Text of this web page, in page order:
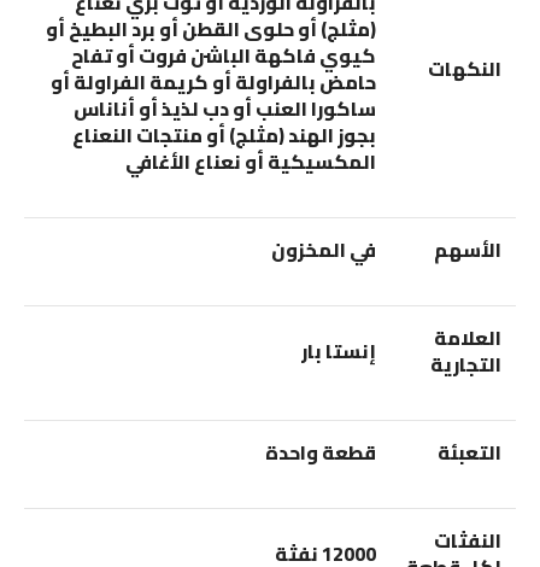
النكهات
(مثلج) أو حلوى القطن أو برد البطيخ أو
كيوي فاكهة الباشن فروت أو تفاح
حامض بالفراولة أو كريمة الفراولة أو
ساكورا العنب أو دب لذيذ أو أناناس
بجوز الهند (مثلج) أو منتجات النعناع
المكسيكية أو نعناع الأغافي
الأسهم في المخزون
العلامة
التجارية إنستا بار
التعبئة قطعة واحدة
النفثات 12000 نفثة